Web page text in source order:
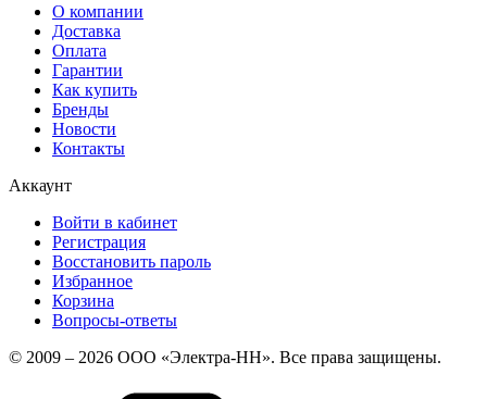
О компании
Доставка
Оплата
Гарантии
Как купить
Бренды
Новости
Контакты
Аккаунт
Войти в кабинет
Регистрация
Восстановить пароль
Избранное
Корзина
Вопросы-ответы
© 2009 – 2026 ООО «Электра-НН». Все права защищены.